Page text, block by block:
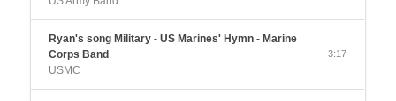
Ryan's song Military - US Marines' Hymn - Marine
Corps Band
USMC
3:17